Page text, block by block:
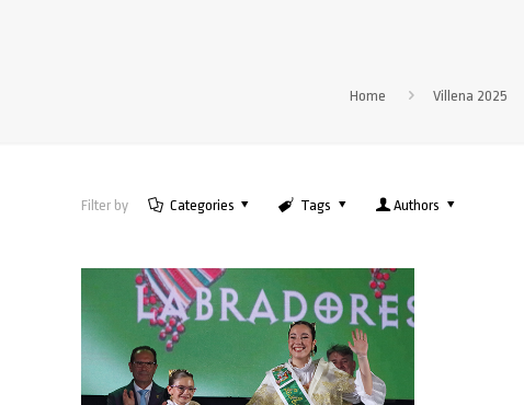
Home Villena 2025
Filter by Categories Tags Authors